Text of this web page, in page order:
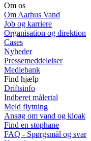
Om os
Om Aarhus Vand
Job og karriere
Organisation og direktion
Cases
Nyheder
Pressemeddelelser
Mediebank
Find hjælp
Driftsinfo
Indberet målertal
Meld flytning
Ansøg om vand og kloak
Find en stophane
FAQ - Spørgsmål og svar